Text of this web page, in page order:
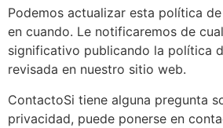
Podemos actualizar esta política
en cuando. Le notificaremos de
significativo publicando la política
revisada en nuestro sitio web.
ContactoSi tiene alguna pregunta
privacidad, puede ponerse en